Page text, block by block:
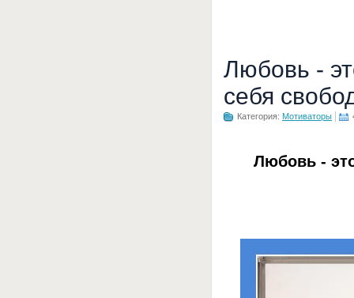
Любовь -
себя
Категория: Мотиваторы
Любовь -